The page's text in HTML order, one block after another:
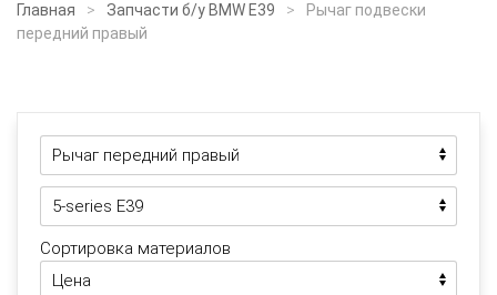
Главная Запчасти б/у BMW E39
Рычаг подвески
передний правый
Сортировка материалов